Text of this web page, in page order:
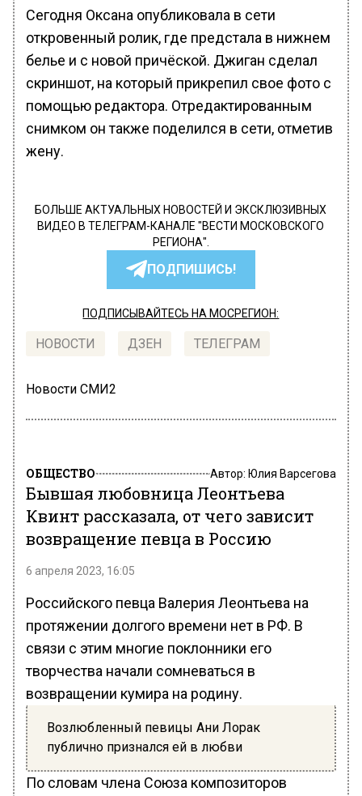
Сегодня Оксана опубликовала в сети
откровенный ролик, где предстала в нижнем
белье и с новой причёской. Джиган сделал
скриншот, на который прикрепил свое фото с
помощью редактора. Отредактированным
снимком он также поделился в сети, отметив
жену.
БОЛЬШЕ АКТУАЛЬНЫХ НОВОСТЕЙ И ЭКСКЛЮЗИВНЫХ
ВИДЕО В ТЕЛЕГРАМ-КАНАЛЕ "ВЕСТИ МОСКОВСКОГО
РЕГИОНА".
ПОДПИШИСЬ!
ПОДПИСЫВАЙТЕСЬ НА МОСРЕГИОН:
НОВОСТИ ДЗЕН ТЕЛЕГРАМ
Новости СМИ2
ОБЩЕСТВО Автор: Юлия Варсегова
Бывшая любовница Леонтьева
Квинт рассказала, от чего зависит
возвращение певца в Россию
6 апреля 2023, 16:05
Российского певца Валерия Леонтьева на
протяжении долгого времени нет в РФ. В
связи с этим многие поклонники его
творчества начали сомневаться в
возвращении кумира на родину.
Возлюбленный певицы Ани Лорак
публично признался ей в любви
По словам члена Союза композиторов